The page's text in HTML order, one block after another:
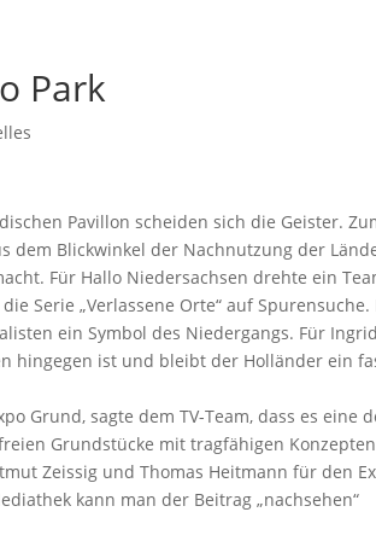
Park
Pavillon scheiden sich die Geister.
dem Blickwinkel der Nachnutzung der
Für Hallo Niedersachsen drehte ein
Serie „Verlassene Orte“ auf Spurensuche.
ein Symbol des Niedergangs. Für
hingegen ist und bleibt der Holländer ein
Grund, sagte dem TV-Team, dass es eine
Grundstücke mit tragfähigen
Zeissig und Thomas Heitmann für den
kann man der Beitrag „nachsehen“